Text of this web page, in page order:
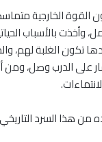
الخارجية
وأخذت بالأسباب
تكون الغلبة لهم،
على الدرب وصل، ومن
من هذا السرد